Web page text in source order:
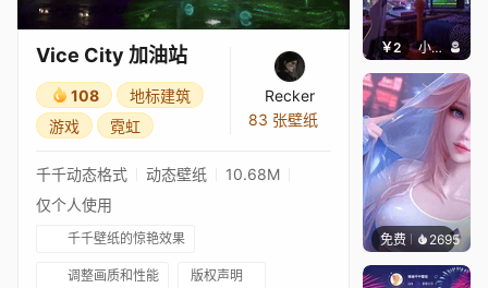
Vice City 加油站
108
地标建筑
游戏
霓虹
Recker
83 张壁纸
千千动态格式 动态壁纸
10.68M
仅个人使用
千千壁纸的惊艳效果
调整画质和性能 版权声明
￥2 小皮球
免费 2695豆子